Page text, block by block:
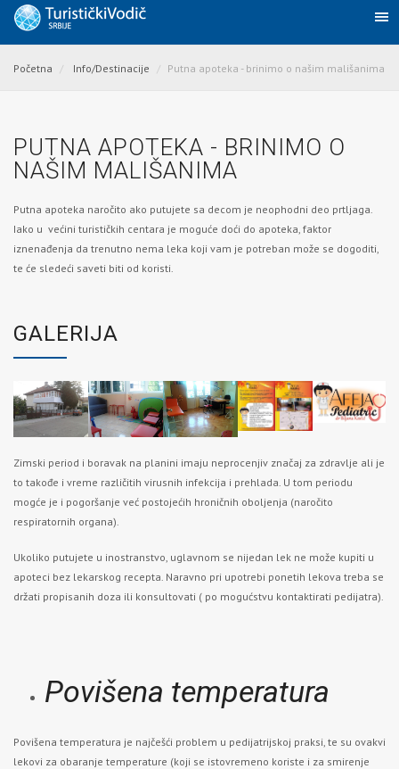
Početna Info/Destinacije Putna apoteka - brinimo o našim mališanima
PUTNA APOTEKA - BRINIMO O
NAŠIM MALIŠANIMA
Putna apoteka naročito ako putujete sa decom je neophodni deo prtljaga.
Iako u većini turističkih centara je moguće doći do apoteka, faktor
iznenađenja da trenutno nema leka koji vam je potreban može se dogoditi,
te će sledeći saveti biti od koristi.
GALERIJA
Zimski period i boravak na planini imaju neprocenjiv značaj za zdravlje ali je
to takođe i vreme različitih virusnih infekcija i prehlada. U tom periodu
mogće je i pogoršanje već postojećih hroničnih oboljenja (naročito
respiratornih organa).
Ukoliko putujete u inostranstvo, uglavnom se nijedan lek ne može kupiti u
apoteci bez lekarskog recepta. Naravno pri upotrebi ponetih lekova treba se
držati propisanih doza ili konsultovati ( po mogućstvu kontaktirati pedijatra).
Povišena temperatura
Povišena temperatura je najčešći problem u pedijatrijskoj praksi, te su ovakvi
lekovi za obaranje temperature (koji se istovremeno koriste i za smirenje